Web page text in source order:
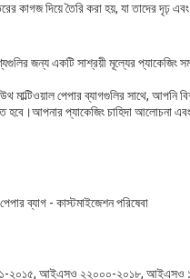
কাগজ দিয়ে তৈরি করা হয়, যা তাদের দৃঢ়
জন্য একটি সাশ্রয়ী মূল্যের প্যাকেজিং
মাল্টিওয়াল পেপার ব্যাগগুলির সাথে,
হবে।আপনার প্যাকেজিং চাহিদা আলোচনা
ব্যাগ - কাস্টমাইজেশন পরিষেবা
২০১৫, আইএসও ২২০০০-২০১৮, আইএসও